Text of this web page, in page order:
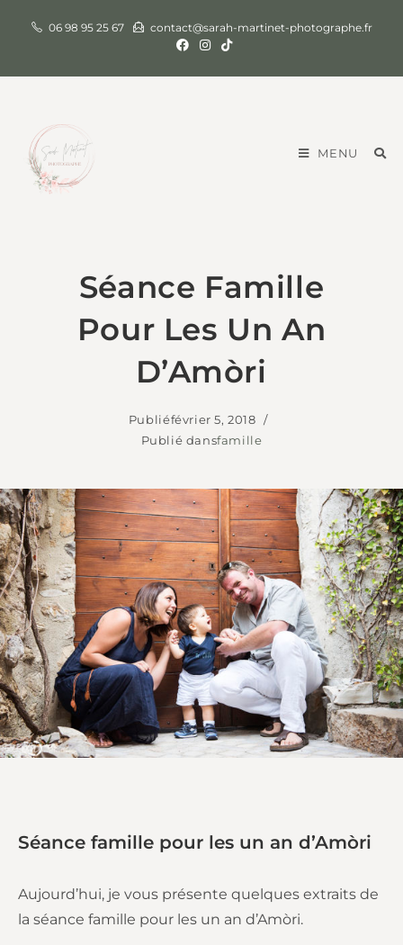
06 98 95 25 67 contact@sarah-martinet-photographe.fr
MENU
Séance Famille
Pour Les Un An
D’Amòri
Publiéfévrier 5, 2018
Publié dansfamille
Séance famille pour les un an d’Amòri
Aujourd’hui, je vous présente quelques extraits de
la séance famille pour les un an d’Amòri.